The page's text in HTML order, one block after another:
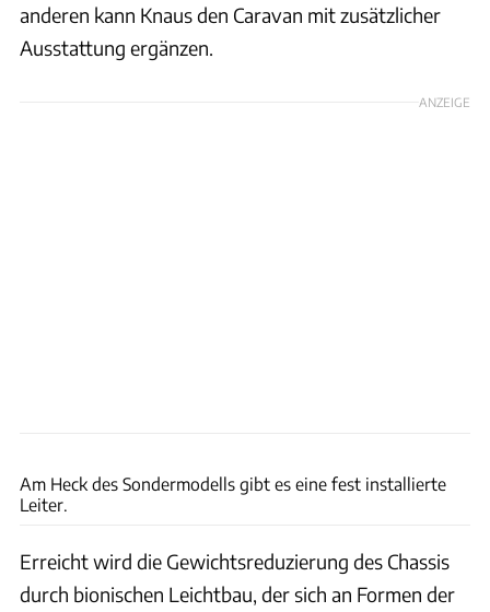
anderen kann Knaus den Caravan mit zusätzlicher
Ausstattung ergänzen.
ANZEIGE
Am Heck des Sondermodells gibt es eine fest installierte
Leiter.
Erreicht wird die Gewichtsreduzierung des Chassis
durch bionischen Leichtbau, der sich an Formen der